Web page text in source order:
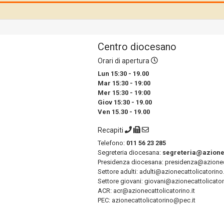
Centro diocesano
Orari di apertura
Lun 15:30 - 19.00
Mar 15:30 - 19:00
Mer 15:30 - 19:00
Giov 15:30 - 19.00
Ven 15.30 - 19.00
Recapiti
Telefono: 011 56 23 285
Segreteria diocesana:
Presidenza diocesana:
Settore adulti:
Settore giovani:
ACR: acr@azionecattolicatorino.it
PEC: azionecattolicatorino@pec.it